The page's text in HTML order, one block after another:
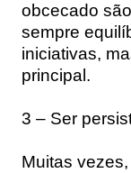
obcecado
sempre
iniciativas,
principal.
3 – Ser
Muitas